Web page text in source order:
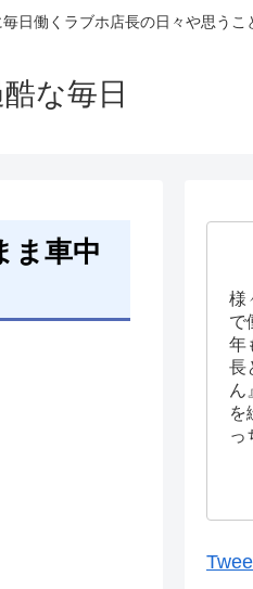
日働くラブホ店長の日々や思うこ
な毎日
ま車中
様
で
年
長
ん
を
っ